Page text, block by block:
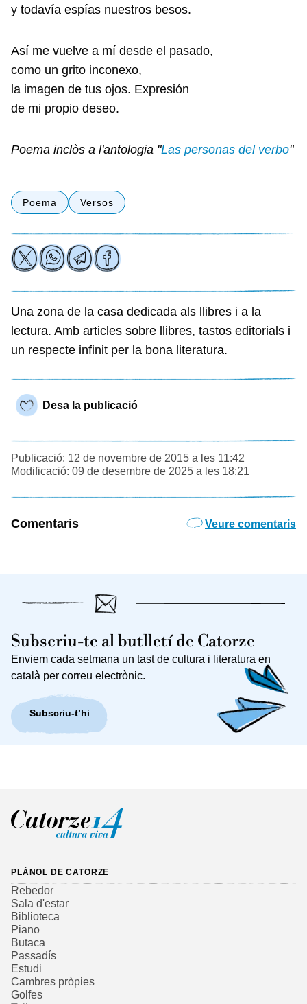
y todavía espías nuestros besos.
Así me vuelve a mí desde el pasado,
como un grito inconexo,
la imagen de tus ojos. Expresión
de mi propio deseo.
Poema inclòs a l'antologia "Las personas del verbo"
Poema Versos
Una zona de la casa dedicada als llibres i a la
lectura. Amb articles sobre llibres, tastos editorials i
un respecte infinit per la bona literatura.
Desa la publicació
Publicació: 12 de novembre de 2015 a les 11:42
Modificació: 09 de desembre de 2025 a les 18:21
Comentaris Veure comentaris
Subscriu-te al butlletí de Catorze
Enviem cada setmana un tast de cultura i literatura en
català per correu electrònic.
Subscriu-t’hi
PLÀNOL DE CATORZE
Rebedor
Sala d'estar
Biblioteca
Piano
Butaca
Passadís
Estudi
Cambres pròpies
Golfes